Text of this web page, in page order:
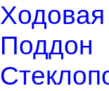
Ходовая
Поддон